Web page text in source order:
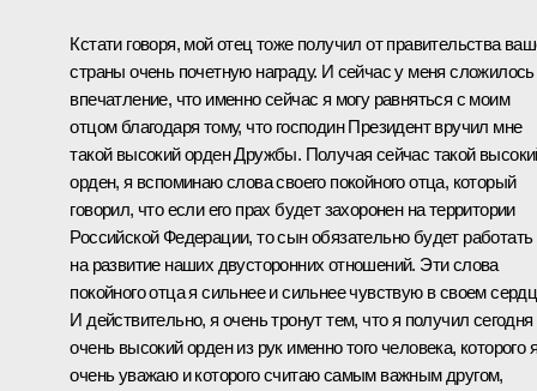
Кстати говоря, мой отец тоже получил от правительства
страны очень почетную награду. И сейчас у меня сложилось
впечатление, что именно сейчас я могу равняться с моим
отцом благодаря тому, что господин Президент вручил мне
такой высокий орден Дружбы. Получая сейчас такой
орден, я вспоминаю слова своего покойного отца, который
говорил, что если его прах будет захоронен на территории
Российской Федерации, то сын обязательно будет работать
на развитие наших двусторонних отношений. Эти слова
покойного отца я сильнее и сильнее чувствую в своем
И действительно, я очень тронут тем, что я получил сегодня
очень высокий орден из рук именно того человека, которого я
очень уважаю и которого считаю самым важным другом,